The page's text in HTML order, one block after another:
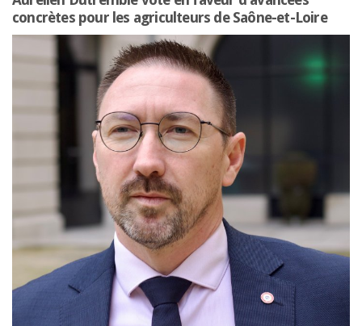
concrètes pour les agriculteurs de Saône-et-Loire